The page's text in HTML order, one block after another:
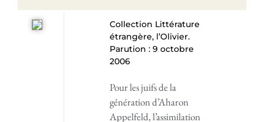
Collection Littérature
étrangère, l’Olivier.
Parution : 9 octobre
2006
Pour les juifs de la
génération d’Aharon
Appelfeld, l’assimilation